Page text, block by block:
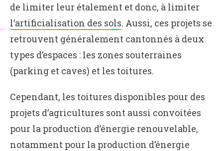
de limiter leur étalement et donc, à limiter
l’artificialisation des sols. Aussi, ces projets se
retrouvent généralement cantonnés à deux
types d’espaces : les zones souterraines
(parking et caves) et les toitures.
Cependant, les toitures disponibles pour des
projets d’agricultures sont aussi convoitées
pour la production d’énergie renouvelable,
notamment pour la production d’énergie